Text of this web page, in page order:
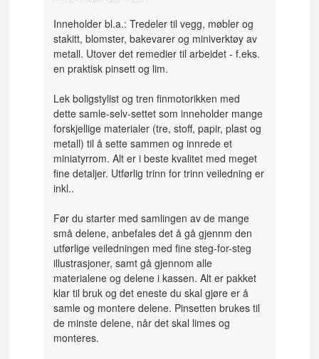
Inneholder bl.a.: Tredeler til vegg, møbler og
stakitt, blomster, bakevarer og miniverktøy av
metall. Utover det remedier til arbeidet - f.eks.
en praktisk pinsett og lim.
Lek boligstylist og tren finmotorikken med
dette samle-selv-settet som inneholder mange
forskjellige materialer (tre, stoff, papir, plast og
metall) til å sette sammen og innrede et
miniatyrrom. Alt er i beste kvalitet med meget
fine detaljer. Utførlig trinn for trinn veiledning er
inkl..
Før du starter med samlingen av de mange
små delene, anbefales det å gå gjennm den
utførlige veiledningen med fine steg-for-steg
illustrasjoner, samt gå gjennom alle
materialene og delene i kassen. Alt er pakket
klar til bruk og det eneste du skal gjøre er å
samle og montere delene. Pinsetten brukes til
de minste delene, når det skal limes og
monteres.